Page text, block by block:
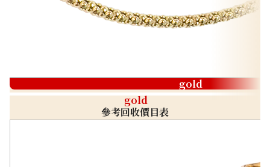
gold
gold
參考回收價目表